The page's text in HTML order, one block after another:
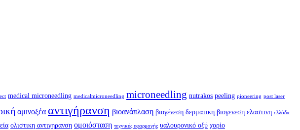
medical microneedling medicalmicroneedling microneedling nutrakos peeling pioneering post laser
αμινοξέα αντιγήρανση βιοανάπλαση βιογένεση δερματικη βιογενεση ελαστινη ελλάδα
ολιστικη αντιγηρανση ομοιόσταση τεχνικές εφαρμογής υαλουρονικό οξύ χορίο